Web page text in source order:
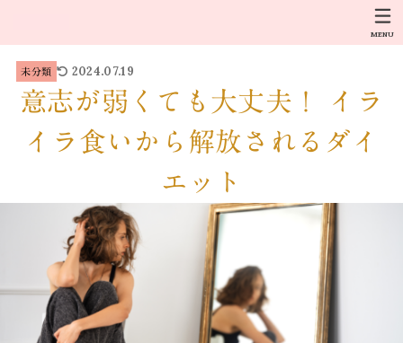
MENU
未分類 2024.07.19
意志が弱くても大丈夫！ イラ
イラ食いから解放されるダイ
エット